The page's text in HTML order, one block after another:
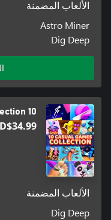
الألعاب المضمنة
Astro Miner
Dig Deep
10 Casual Games Collection
الألعاب المضمنة
Dig Deep